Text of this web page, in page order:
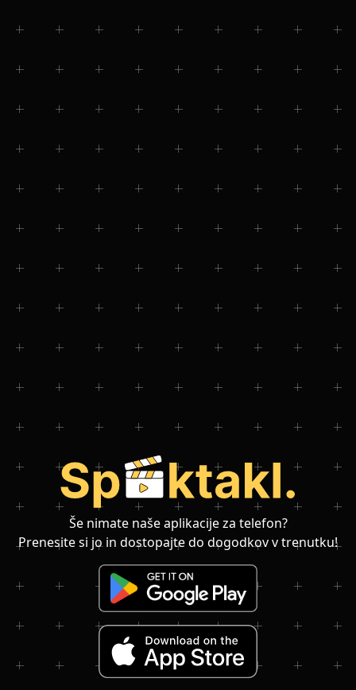
Še nimate naše aplikacije za telefon?
Prenesite si jo in dostopajte do dogodkov v trenutku!